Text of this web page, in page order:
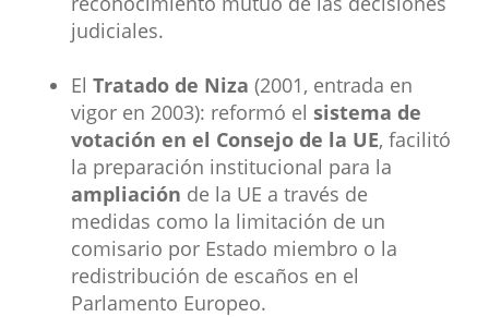
judiciales.
El Tratado de Niza (2001, entrada en
vigor en 2003): reformó el sistema de
votación en el Consejo de la UE, facilitó
la preparación institucional para la
ampliación de la UE a través de
medidas como la limitación de un
comisario por Estado miembro o la
redistribución de escaños en el
Parlamento Europeo.